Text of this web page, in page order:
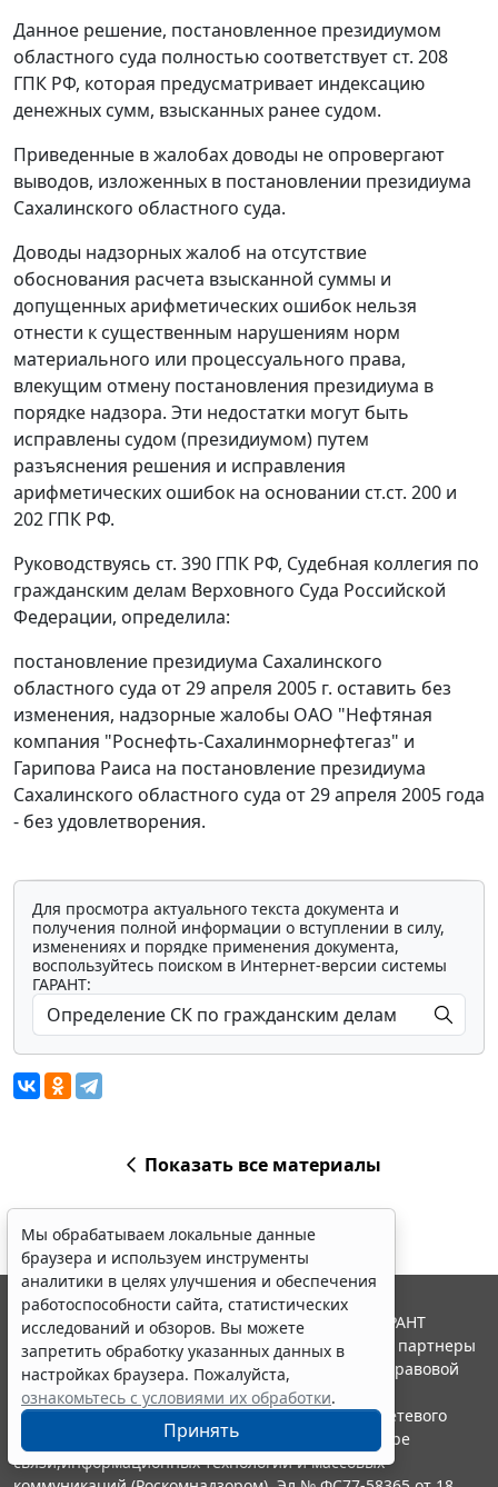
Данное решение, постановленное президиумом
областного суда полностью соответствует ст. 208
ГПК РФ, которая предусматривает индексацию
денежных сумм, взысканных ранее судом.
Приведенные в жалобах доводы не опровергают
выводов, изложенных в постановлении президиума
Сахалинского областного суда.
Доводы надзорных жалоб на отсутствие
обоснования расчета взысканной суммы и
допущенных арифметических ошибок нельзя
отнести к существенным нарушениям норм
материального или процессуального права,
влекущим отмену постановления президиума в
порядке надзора. Эти недостатки могут быть
исправлены судом (президиумом) путем
разъяснения решения и исправления
арифметических ошибок на основании ст.ст. 200 и
202 ГПК РФ.
Руководствуясь ст. 390 ГПК РФ, Судебная коллегия по
гражданским делам Верховного Суда Российской
Федерации, определила:
постановление президиума Сахалинского
областного суда от 29 апреля 2005 г. оставить без
изменения, надзорные жалобы ОАО "Нефтяная
компания "Роснефть-Сахалинморнефтегаз" и
Гарипова Раиса на постановление президиума
Сахалинского областного суда от 29 апреля 2005 года
- без удовлетворения.
Для просмотра актуального текста документа и
получения полной информации о вступлении в силу,
изменениях и порядке применения документа,
воспользуйтесь поиском в Интернет-версии системы
ГАРАНТ:
Показать все материалы
Мы обрабатываем локальные данные
браузера и используем инструменты
аналитики в целях улучшения и обеспечения
работоспособности сайта, статистических
исследований и обзоров. Вы можете
запретить обработку указанных данных в
настройках браузера. Пожалуйста,
ознакомьтесь с условиями их обработки.
Принять
© ООО "НПП "ГАРАНТ-СЕРВИС", 2026. Система ГАРАНТ
выпускается с 1990 года. Компания "Гарант" и ее партнеры
являются участниками Российской ассоциации правовой
информации ГАРАНТ.
Портал ГАРАНТ.РУ зарегистрирован в качестве сетевого
издания Федеральной службой по надзору в сфере
связи,информационных технологий и массовых